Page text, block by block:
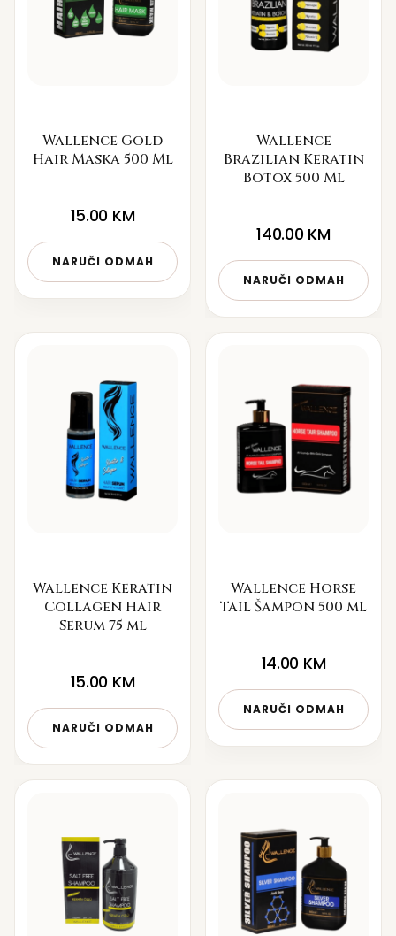
Wallence Gold
Hair Maska 500 Ml
15.00 KM
NARUČI ODMAH
Wallence
Brazilian Keratin
Botox 500 Ml
140.00 KM
NARUČI ODMAH
Wallence Keratin
Collagen Hair
Serum 75 ml
15.00 KM
NARUČI ODMAH
Wallence Horse
Tail Šampon 500 ml
14.00 KM
NARUČI ODMAH